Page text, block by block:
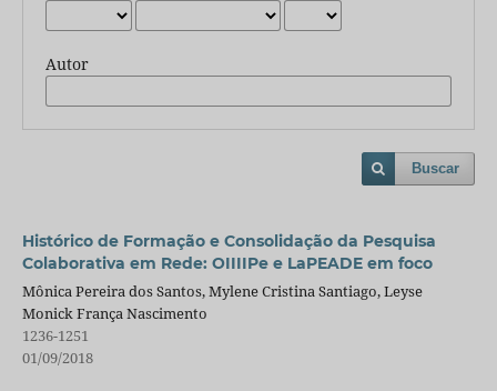
Autor
Buscar
Histórico de Formação e Consolidação da Pesquisa
Colaborativa em Rede: OIIIIPe e LaPEADE em foco
Mônica Pereira dos Santos, Mylene Cristina Santiago, Leyse
Monick França Nascimento
1236-1251
01/09/2018